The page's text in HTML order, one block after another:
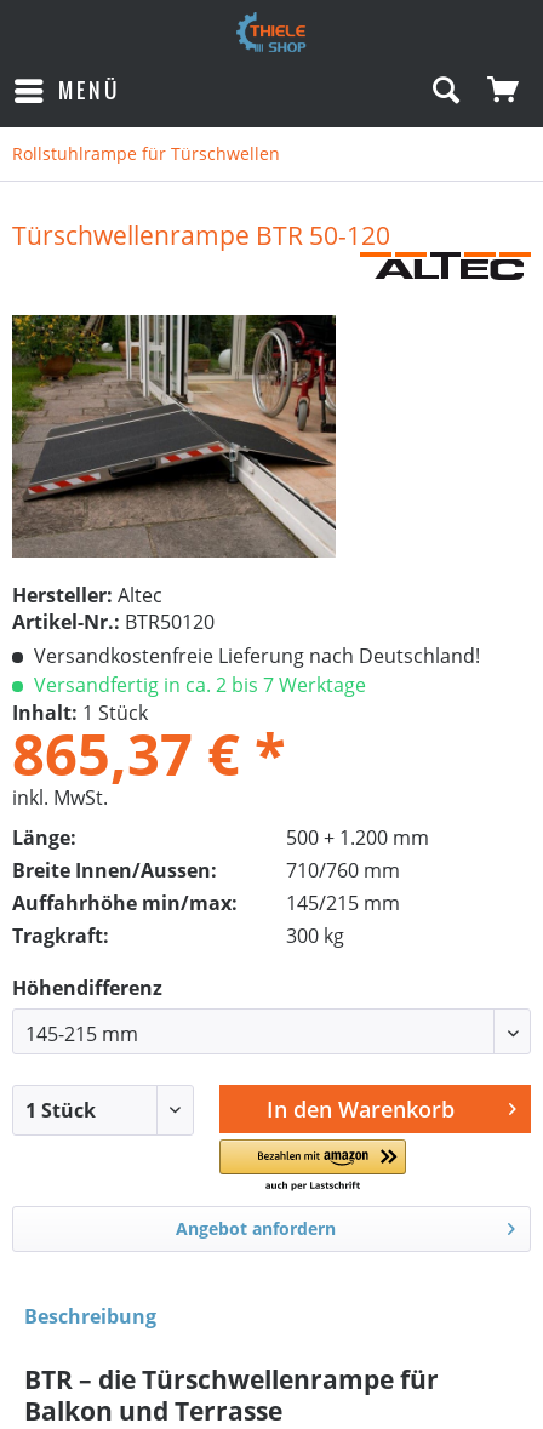
MENÜ
Rollstuhlrampe für Türschwellen
Türschwellenrampe BTR 50-120
Hersteller: Altec
Artikel-Nr.: BTR50120
Versandkostenfreie Lieferung nach Deutschland!
Versandfertig in ca. 2 bis 7 Werktage
Inhalt: 1 Stück
865,37 € *
inkl. MwSt.
Länge:
500 + 1.200 mm
Breite Innen/Aussen:
710/760 mm
Auffahrhöhe min/max:
145/215 mm
Tragkraft:
300 kg
Höhendifferenz
In den Warenkorb
Angebot anfordern
Beschreibung
BTR – die Türschwellenrampe für
Balkon und Terrasse